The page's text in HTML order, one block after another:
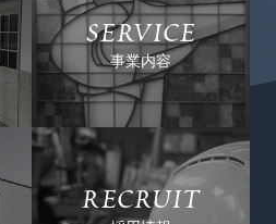
SERVICE
事業内容
RECRUIT